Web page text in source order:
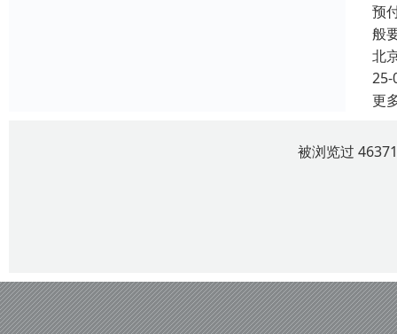
预
般
北
25-
更
被浏览过